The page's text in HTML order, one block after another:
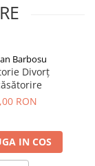
Barbosu
Divorț
RON
IN COS